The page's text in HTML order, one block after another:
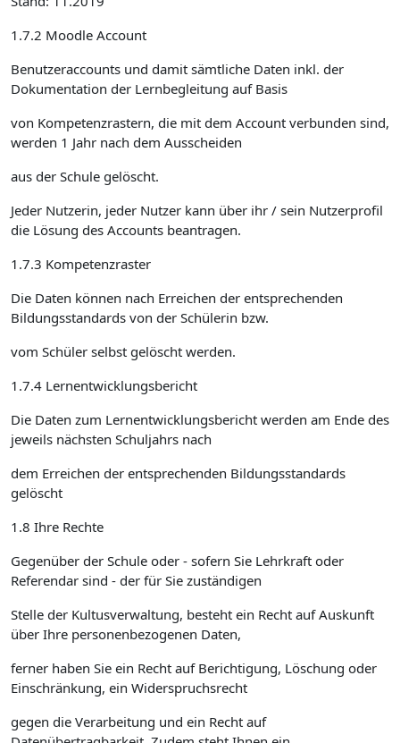
1.7.2 Moodle Account
Benutzeraccounts und damit sämtliche Daten inkl. der
Dokumentation der Lernbegleitung auf Basis
von Kompetenzrastern, die mit dem Account verbunden sind,
werden 1 Jahr nach dem Ausscheiden
aus der Schule gelöscht.
Jeder Nutzerin, jeder Nutzer kann über ihr / sein Nutzerprofil
die Lösung des Accounts beantragen.
1.7.3 Kompetenzraster
Die Daten können nach Erreichen der entsprechenden
Bildungsstandards von der Schülerin bzw.
vom Schüler selbst gelöscht werden.
1.7.4 Lernentwicklungsbericht
Die Daten zum Lernentwicklungsbericht werden am Ende des
jeweils nächsten Schuljahrs nach
dem Erreichen der entsprechenden Bildungsstandards
gelöscht
1.8 Ihre Rechte
Gegenüber der Schule oder - sofern Sie Lehrkraft oder
Referendar sind - der für Sie zuständigen
Stelle der Kultusverwaltung, besteht ein Recht auf Auskunft
über Ihre personenbezogenen Daten,
ferner haben Sie ein Recht auf Berichtigung, Löschung oder
Einschränkung, ein Widerspruchsrecht
gegen die Verarbeitung und ein Recht auf